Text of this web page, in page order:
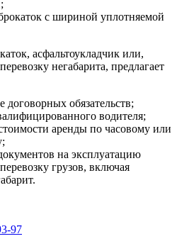
с шириной уплотняемой
асфальтоукладчик или,
негабарита, предлагает
договорных обязательств;
водителя;
аренды по часовому или
на эксплуатацию
грузов, включая
97